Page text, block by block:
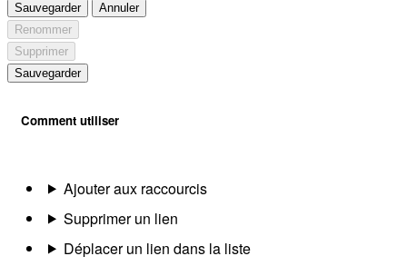
Sauvegarder
Annuler
Renommer
Supprimer
Sauvegarder
Comment utiliser
Ajouter aux raccourcis
Supprimer un lien
Déplacer un lien dans la liste